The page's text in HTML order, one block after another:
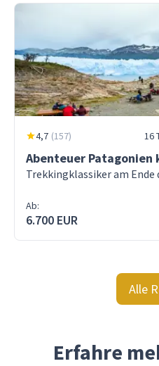
4,7 (157) 16
Abenteuer Patagonien
Trekkingklassiker am Ende
Ab:
6.700 EUR
Alle
Erfahre